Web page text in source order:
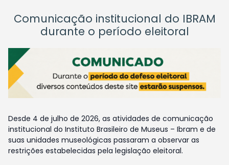
Comunicação institucional do IBRAM
durante o período eleitoral
Desde 4 de julho de 2026, as atividades de comunicação
institucional do Instituto Brasileiro de Museus – Ibram e de
suas unidades museológicas passaram a observar as
restrições estabelecidas pela legislação eleitoral.